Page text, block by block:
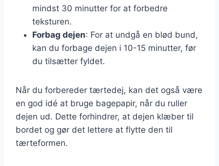
mindst 30 minutter for at forbedre
teksturen.
Forbag dejen: For at undgå en blød bund,
kan du forbage dejen i 10-15 minutter, før
du tilsætter fyldet.
Når du forbereder tærtedej, kan det også være
en god idé at bruge bagepapir, når du ruller
dejen ud. Dette forhindrer, at dejen klæber til
bordet og gør det lettere at flytte den til
tærteformen.